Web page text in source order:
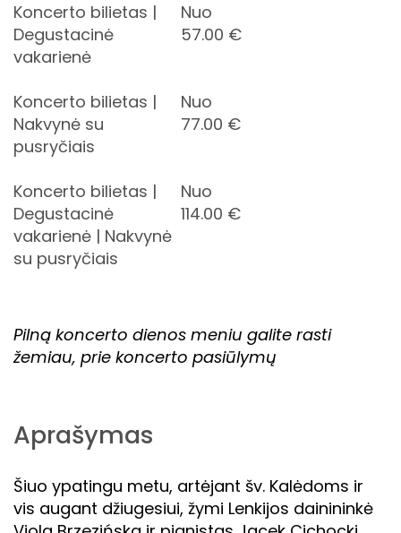
Koncerto bilietas |
Degustacinė
vakarienė
Nuo
57.00 €
Koncerto bilietas |
Nakvynė su
pusryčiais
Nuo
77.00 €
Koncerto bilietas |
Degustacinė
vakarienė | Nakvynė
su pusryčiais
Nuo
114.00 €
Pilną koncerto dienos meniu galite rasti
žemiau, prie koncerto pasiūlymų
Aprašymas
Šiuo ypatingu metu, artėjant šv. Kalėdoms ir
vis augant džiugesiui, žymi Lenkijos dainininkė